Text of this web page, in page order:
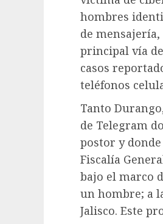
hombres
de
principal vía
casos
teléfonos
Tanto
de Telegram
postor y
Fiscalía
bajo el marco
un hombre; a
Jalisco. Este